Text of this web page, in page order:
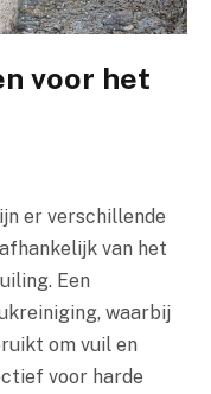
voor het
er verschillende
van het
Een
waarbij
om vuil en
voor harde